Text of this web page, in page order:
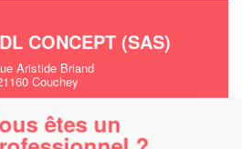
CONCEPT (SAS)
Aristide Briand
Couchey
êtes un